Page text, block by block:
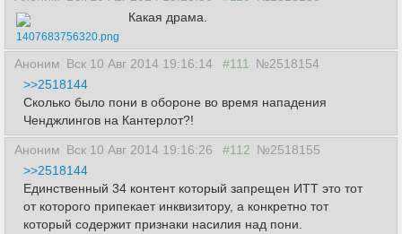
1407683756320.png
Какая драма.
Аноним Вск 10 Авг 2014 19:16:14 #111
№2518154
>>2518144
Сколько было пони в обороне во время нападения
Ченджлингов на Кантерлот?!
Аноним Вск 10 Авг 2014 19:16:26 #112 №2518155
>>2518144
Единственный 34 контент который запрещен ИТТ это тот
от которого припекает инквизитору, а конкретно тот
который содержит признаки насилия над пони.